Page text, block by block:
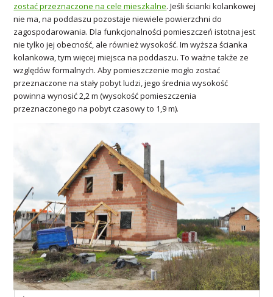
zostać przeznaczone na cele mieszkalne. Jeśli ścianki kolankowej
nie ma, na poddaszu pozostaje niewiele powierzchni do
zagospodarowania. Dla funkcjonalności pomieszczeń istotna jest
nie tylko jej obecność, ale również wysokość. Im wyższa ścianka
kolankowa, tym więcej miejsca na poddaszu. To ważne także ze
względów formalnych. Aby pomieszczenie mogło zostać
przeznaczone na stały pobyt ludzi, jego średnia wysokość
powinna wynosić 2,2 m (wysokość pomieszczenia
przeznaczonego na pobyt czasowy to 1,9 m).